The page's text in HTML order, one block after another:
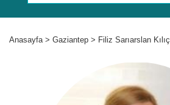
Anasayfa> Gaziantep > Filiz Sarıarslan Kılıç